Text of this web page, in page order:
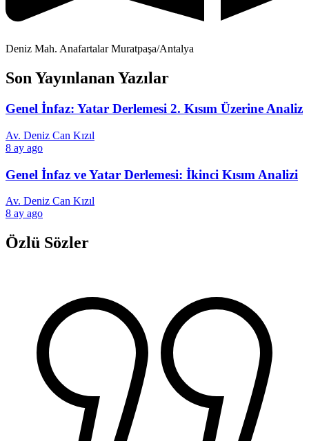
Deniz Mah. Anafartalar Muratpaşa/Antalya
Son Yayınlanan Yazılar
Genel İnfaz: Yatar Derlemesi 2. Kısım Üzerine Analiz
Av. Deniz Can Kızıl
8 ay ago
Genel İnfaz ve Yatar Derlemesi: İkinci Kısım Analizi
Av. Deniz Can Kızıl
8 ay ago
Özlü Sözler